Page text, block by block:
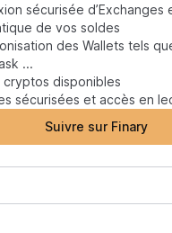
sécurisée d’Exchanges
de vos soldes
des Wallets tels
...
cryptos disponibles
sécurisées et accès en
Suivre sur Finary